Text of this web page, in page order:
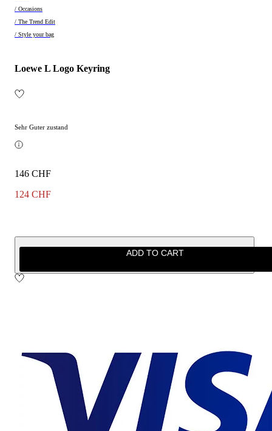
/ Occasions
/ The Trend Edit
/ Style your bag
Loewe L Logo Keyring
Sehr Guter zustand
146 CHF
124 CHF
ADD TO CART